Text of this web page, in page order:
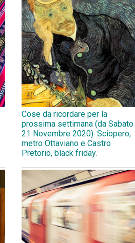
Cose da ricordare per la
prossima settimana (da Sabato
21 Novembre 2020). Sciopero,
metro Ottaviano e Castro
Pretorio, black friday.